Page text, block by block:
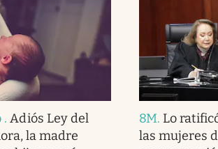
.Adiós Ley del
la madre
8M. Lo
las mujeres